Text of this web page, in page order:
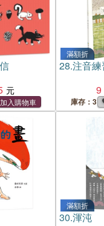
滿額折
28.注音練
9
庫存：3
滿額折
30.渾沌